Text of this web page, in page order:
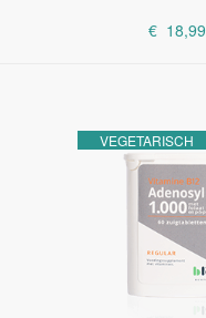
€ 18,99
VEGETARISCH